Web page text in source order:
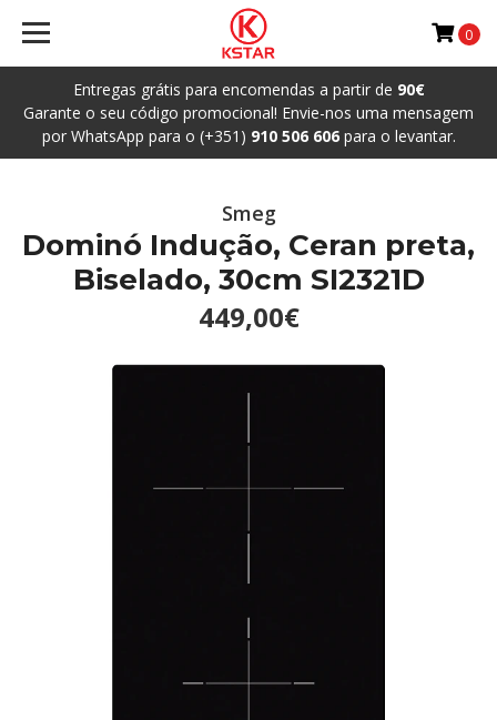
Entregas grátis para encomendas a partir de 90€
Garante o seu código promocional! Envie-nos uma mensagem
por WhatsApp para o (+351) 910 506 606para o levantar.
0
Smeg
Dominó Indução, Ceran preta,
Biselado, 30cm SI2321D
449,00€